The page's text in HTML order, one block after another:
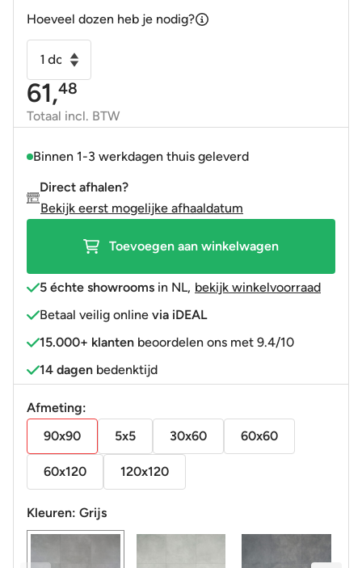
Hoeveel dozen heb je nodig?
Wandtegel
Siro
Grijs
90x90
R10
aantal
61,48
Totaal incl. BTW
Binnen 1-3 werkdagen thuis geleverd
Direct afhalen?
Bekijk eerst mogelijke afhaaldatum
Toevoegen aan winkelwagen
5 échte showrooms in NL, bekijk winkelvoorraad
Betaal veilig online via iDEAL
15.000+ klanten beoordelen ons met 9.4/10
14 dagen bedenktijd
Afmeting:
90x90
5x5 30x60 60x60
60x120 120x120
Kleuren: Grijs